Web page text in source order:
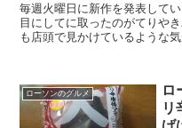
毎週火曜日に新作を発表して
目にしてに取ったのがてりや
も店頭で見かけているような
ローソンのグルメ
ロ
リ